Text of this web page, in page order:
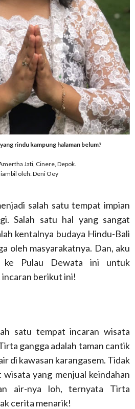
rindu kampung halaman belum?
Jati, Cinere, Depok.
oleh: Deni Oey
salah satu tempat impian
Salah satu hal yang sangat
kentalnya budaya Hindu-Bali
oleh masyarakatnya. Dan, aku
ke Pulau Dewata ini untuk
berikut ini!
satu tempat incaran wisata
gangga adalah taman cantik
di kawasan karangasem. Tidak
yang menjual keindahan
air-nya loh, ternyata Tirta
cerita menarik!